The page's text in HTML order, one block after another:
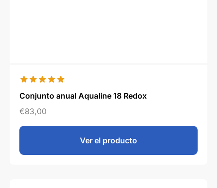
Conjunto anual Aqualine 18 Redox
€83,00
Ver el producto